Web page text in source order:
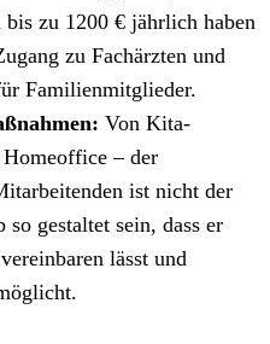
bis zu 1200 € jährlich haben
zu Fachärzten und
Familienmitglieder.
Von Kita-
– der
ist nicht der
gestaltet sein, dass er
lässt und